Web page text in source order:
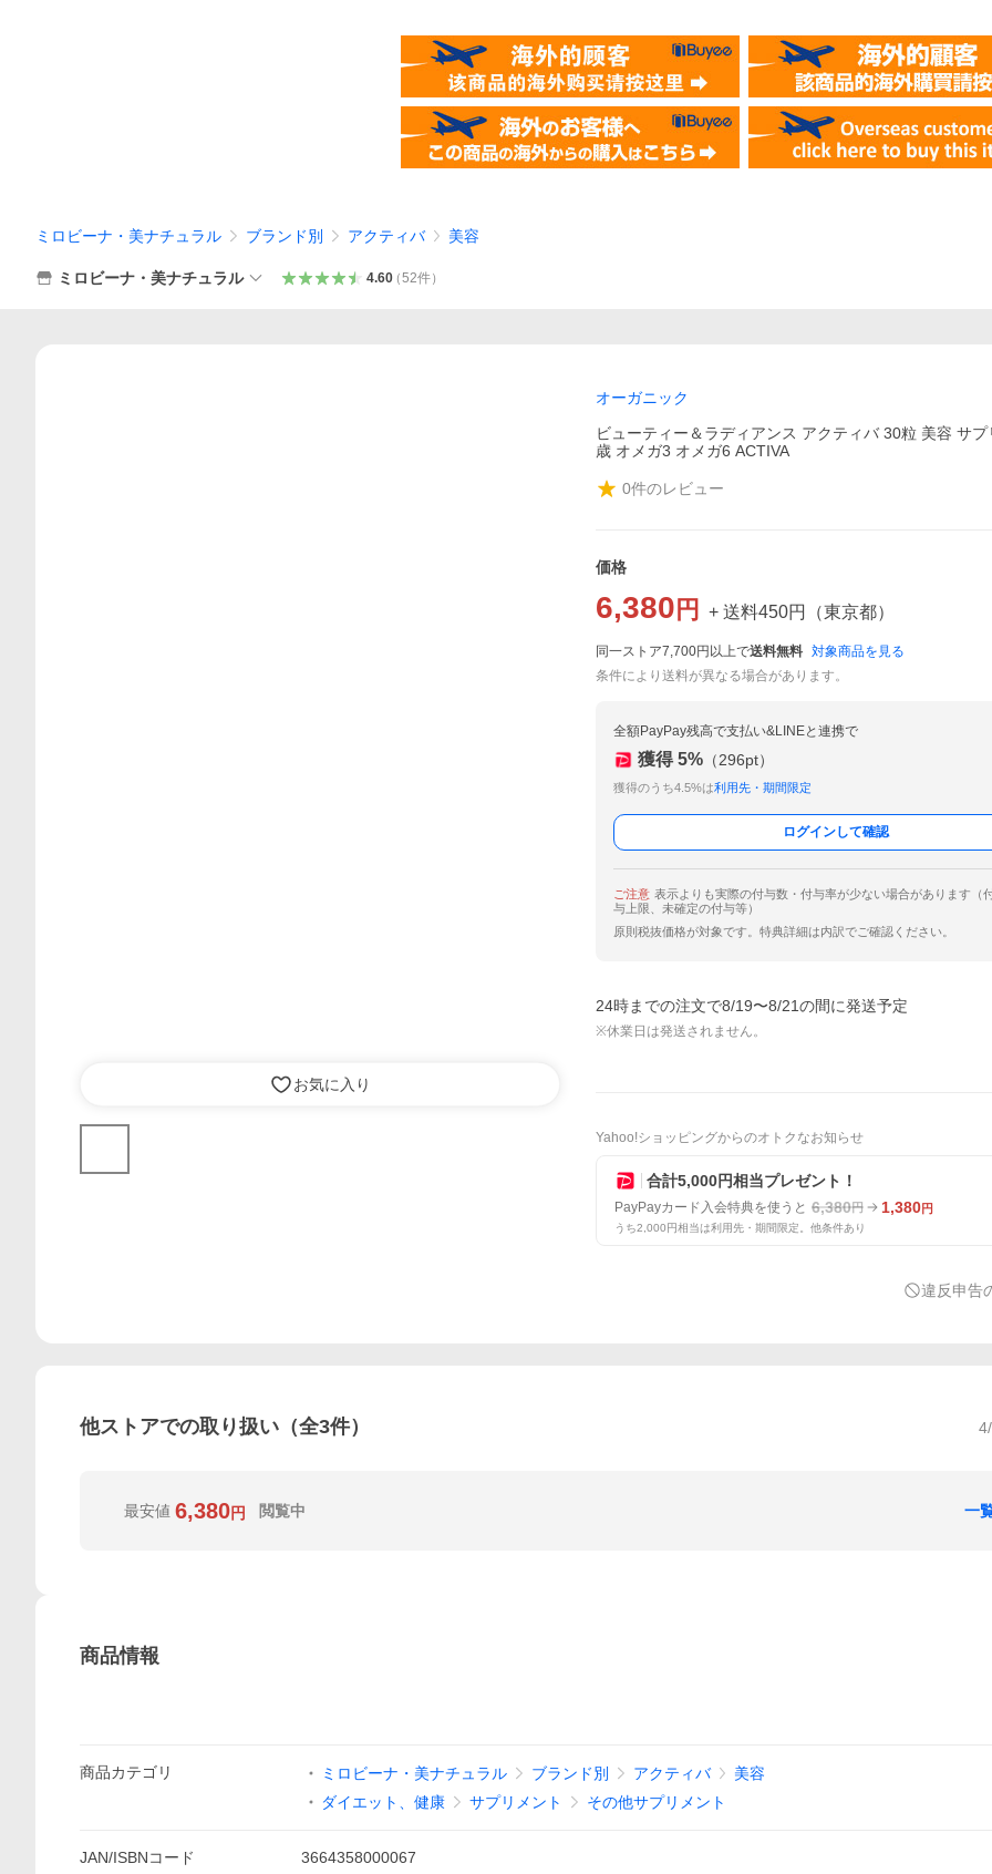
ミロビーナ・美ナチュラル ブランド別 アクティバ 美容
ミロビーナ・美ナチュラル 4.60（52件）
お気に入り
オーガニック
ビューティー＆ラディアンス アクティバ 30粒 美容 サ
歳 オメガ3 オメガ6 ACTIVA
0件のレビュー
価格
6,380 円 + 送料450円 （東京都）
同一ストア7,700円以上で送料無料 対象商品を見る
条件により送料が異なる場合があります。
全額PayPay残高で支払い&LINEと連携で
獲得 5% （296pt）
獲得のうち4.5%は利用先・期間限定
ログインして確認
ご注意 表示よりも実際の付与数・付与率が少ない場合があります（
与上限、未確定の付与等）
原則税抜価格が対象です。特典詳細は内訳でご確認ください。
24時までの注文で8/19〜8/21の間に発送予定
※休業日は発送されません。
Yahoo!ショッピングからのオトクなお知らせ
合計5,000円相当プレゼント！
PayPayカード入会特典を使うと 6,380円 1,380円
うち2,000円相当は利用先・期間限定。他条件あり
違反申告
他ストアでの取り扱い（全3件）
最安値 6,380円 閲覧中 一
商品情報
商品カテゴリ ミロビーナ・美ナチュラル ブランド別 アクティバ
美容
ダイエット、健康
サプリメント その他サプリメント
JAN/ISBNコード 3664358000067